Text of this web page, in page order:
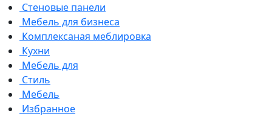
Стеновые панели
Мебель для бизнеса
Комплексаная меблировка
Кухни
Мебель для
Стиль
Мебель
Избранное